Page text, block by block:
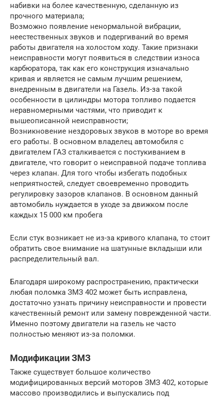
набивки на более качественную, сделанную из
прочного материала;
Возможно появление ненормальной вибрации,
неестественных звуков и подергиваний во время
работы двигателя на холостом ходу. Такие признаки
неисправности могут появиться в следствии износа
карбюратора, так как его конструкция изначально
кривая и является не самым лучшим решением,
внедренным в двигатели на Газель. Из-за такой
особенности в цилиндры мотора топливо подается
неравномерными частями, что приводит к
вышеописанной неисправности;
Возникновение нездоровых звуков в моторе во время
его работы. В основном владелец автомобиля с
двигателем ГАЗ сталкивается с постукиванием в
двигателе, что говорит о неисправной подаче топлива
через клапан. Для того чтобы избегать подобных
неприятностей, следует своевременно проводить
регулировку зазоров клапанов. В основном данный
автомобиль нуждается в уходе за движком после
каждых 15 000 км пробега
Если стук возникает не из-за кривого клапана, то стоит
обратить свое внимание на шатунные вкладыши или
распределительный вал.
Благодаря широкому распространению, практически
любая поломка ЗМЗ 402 может быть исправлена,
достаточно узнать причину неисправности и провести
качественный ремонт или замену поврежденной части.
Именно поэтому двигатели на газель не часто
полностью меняют из-за поломки.
Модификации ЗМЗ
Также существует большое количество
модифицированных версий моторов ЗМЗ 402, которые
массово производились и выпускались под